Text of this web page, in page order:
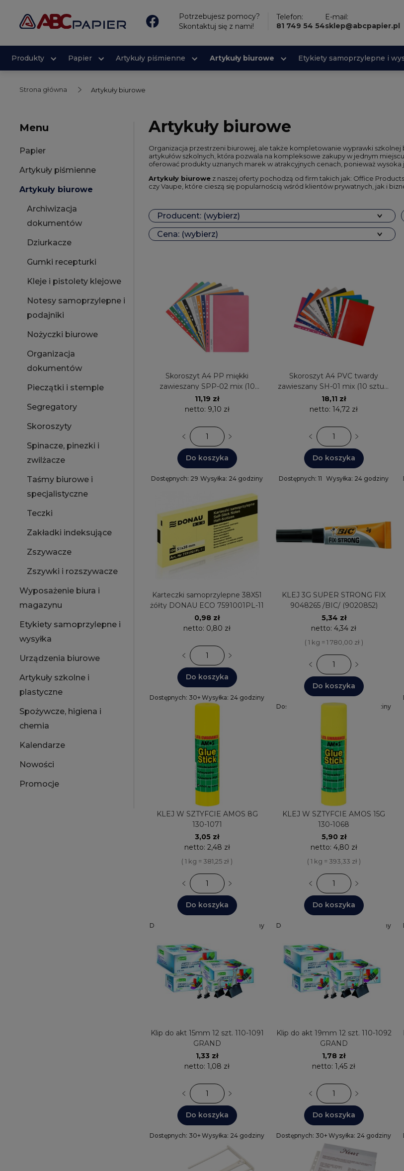
Potrzebujesz pomocy?
Skontaktuj się z nami!
Telefon:
81 749 54 54
E-mail:
sklep@abcpapier.pl
Produkty Papier Artykuły piśmienne Artykuły biurowe Etykiety samoprzylepne i
Strona główna Artykuły biurowe
Menu
Papier
Artykuły piśmienne
Artykuły biurowe
Archiwizacja
dokumentów
Dziurkacze
Gumki recepturki
Kleje i pistolety klejowe
Notesy samoprzylepne i
podajniki
Nożyczki biurowe
Organizacja
dokumentów
Pieczątki i stemple
Segregatory
Skoroszyty
Spinacze, pinezki i
zwilżacze
Taśmy biurowe i
specjalistyczne
Teczki
Zakładki indeksujące
Zszywacze
Zszywki i rozszywacze
Wyposażenie biura i
magazynu
Etykiety samoprzylepne i
wysyłka
Urządzenia biurowe
Artykuły szkolne i
plastyczne
Spożywcze, higiena i
chemia
Kalendarze
Nowości
Promocje
Artykuły biurowe
Organizacja przestrzeni biurowej, ale także kompletowanie wyprawki
artykułów szkolnych, która pozwala na kompleksowe zakupy w jednym
oferować produkty uznanych marek w atrakcyjnych cenach, ponieważ wysoka
Artykuły biurowe z naszej oferty pochodzą od firm takich jak: Office
czy Vaupe, które cieszą się popularnością wśród klientów prywatnych, jak i
Producent: (wybierz)
Cena: (wybierz)
Skoroszyt A4 PP miękki
zawieszany SPP-02 mix (10
sztuk) BIURFOL
11,19 zł
netto: 9,10 zł
Do koszyka
Dostępnych: 29 Wysyłka: 24 godziny
Skoroszyt A4 PVC twardy
zawieszany SH-01 mix (10 sztuk)
BIURFOL
18,11 zł
netto: 14,72 zł
Do koszyka
Dostępnych: 11 Wysyłka: 24 godziny
Karteczki samoprzylepne 38X51
żółty DONAU ECO 7591001PL-11
0,98 zł
netto: 0,80 zł
Do koszyka
Dostępnych: 30+ Wysyłka: 24 godziny
KLEJ 3G SUPER STRONG FIX
9048265 /BIC/ (9020852)
5,34 zł
netto: 4,34 zł
( 1 kg = 1 780,00 zł )
Do koszyka
Dostępnych: 30+Wysyłka: 24 godziny
KLEJ W SZTYFCIE AMOS 8G
130-1071
3,05 zł
netto: 2,48 zł
( 1 kg = 381,25 zł )
Do koszyka
Dostępnych: 30+ Wysyłka: 24 godziny
KLEJ W SZTYFCIE AMOS 15G
130-1068
5,90 zł
netto: 4,80 zł
( 1 kg = 393,33 zł )
Do koszyka
Dostępnych: 30+ Wysyłka: 24 godziny
Klip do akt 15mm 12 szt. 110-1091
GRAND
1,33 zł
netto: 1,08 zł
Do koszyka
Dostępnych: 30+ Wysyłka: 24 godziny
Klip do akt 19mm 12 szt. 110-1092
GRAND
1,78 zł
netto: 1,45 zł
Do koszyka
Dostępnych: 30+ Wysyłka: 24 godziny